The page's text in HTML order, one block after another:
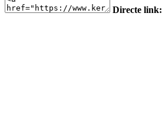
Directe link: